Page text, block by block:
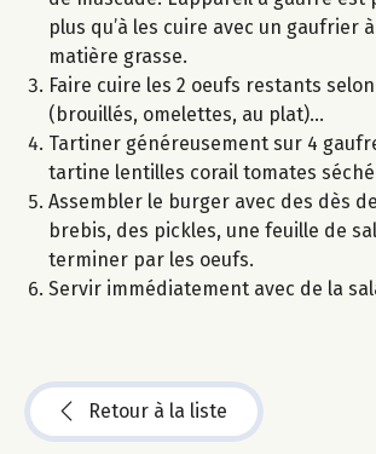
plus qu’à les cuire avec un gaufrier à
matière grasse.
Faire cuire les 2 oeufs restants
(brouillés, omelettes, au plat)…
Tartiner généreusement sur 4
tartine lentilles corail tomates
Assembler le burger avec des dès
brebis, des pickles, une feuille de
terminer par les oeufs.
Servir immédiatement avec de la
Retour à la liste